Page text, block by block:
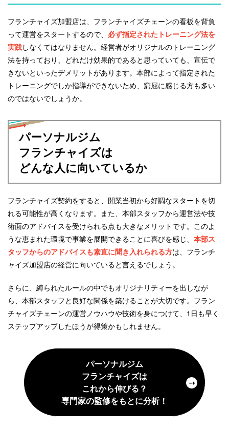
フランチャイズ加盟店は、フランチャイズチェーンの看板を背負
って運営をスタートするので、 必ず指定されたトレーニング法を
実践しなくてはなりません。経営者がオリジナルのトレーニング
法を持っており、どれだけ効果的であると思っていても、宣伝で
きないといったデメリットがあります。本部によって指定された
トレーニングでしか指導ができないため、窮屈に感じる方も多い
のではないでしょうか。
パーソナルジム
フランチャイズは
どんな人に向いているか
フランチャイズ契約をすると、開業当初から好調なスタートを切
れる可能性が高くなります。また、本部スタッフから運営法や技
術面のアドバイスを受けられる点も大きなメリットです。このよ
うな恵まれた環境で事業を展開できることに喜びを感じ、 本部ス
タッフからのアドバイスも素直に聞き入れられる方は、フランチ
ャイズ加盟店の経営に向いていると言えるでしょう。
さらに、縛られたルールの中でもオリジナリティーを出しなが
ら、本部スタッフと良好な関係を築けることが大切です。フラン
チャイズチェーンの運営ノウハウや技術を身につけて、1日も早く
ステップアップしたほうが得策かもしれません。
パーソナルジム
フランチャイズは
これから伸びる？
専門家の監修をもとに分析！